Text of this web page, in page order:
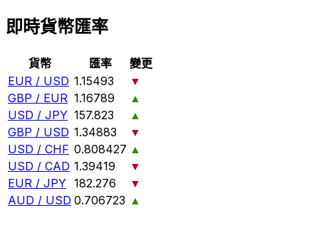
即時貨幣匯率
貨幣 匯率
變更
EUR / USD 1.15493
▼
GBP / EUR 1.16789
▲
USD / JPY 157.823
▲
GBP / USD 1.34883
▼
USD / CHF 0.808427 ▲
USD / CAD 1.39419
▼
EUR / JPY 182.276
▼
AUD / USD 0.706723 ▲